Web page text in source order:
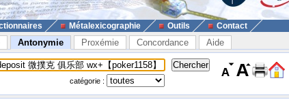
Métalexicographie Outils Contact
Antonymie Proxémie Concordance Aide
catégorie :